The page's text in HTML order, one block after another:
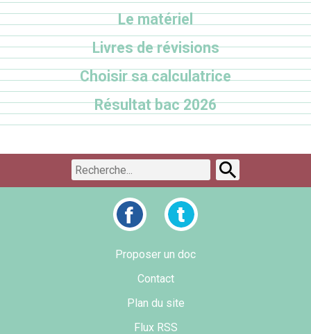
Le matériel
Livres de révisions
Choisir sa calculatrice
Résultat bac 2026
Proposer un doc
Contact
Plan du site
Flux RSS